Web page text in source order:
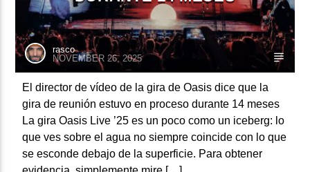
rasco
NOVEMBER 26, 2025
El director de vídeo de la gira de Oasis dice que la
gira de reunión estuvo en proceso durante 14 meses
La gira Oasis Live ’25 es un poco como un iceberg: lo
que ves sobre el agua no siempre coincide con lo que
se esconde debajo de la superficie. Para obtener